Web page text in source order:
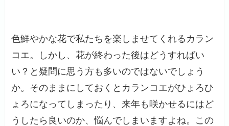
色鮮やかな花で私たちを楽しませてくれるカラン
コエ。しかし、花が終わった後はどうすればい
い？と疑問に思う方も多いのではないでしょう
か。そのままにしておくとカランコエがひょろひ
ょろになってしまったり、来年も咲かせるにはど
うしたら良いのか、悩んでしまいますよね。この